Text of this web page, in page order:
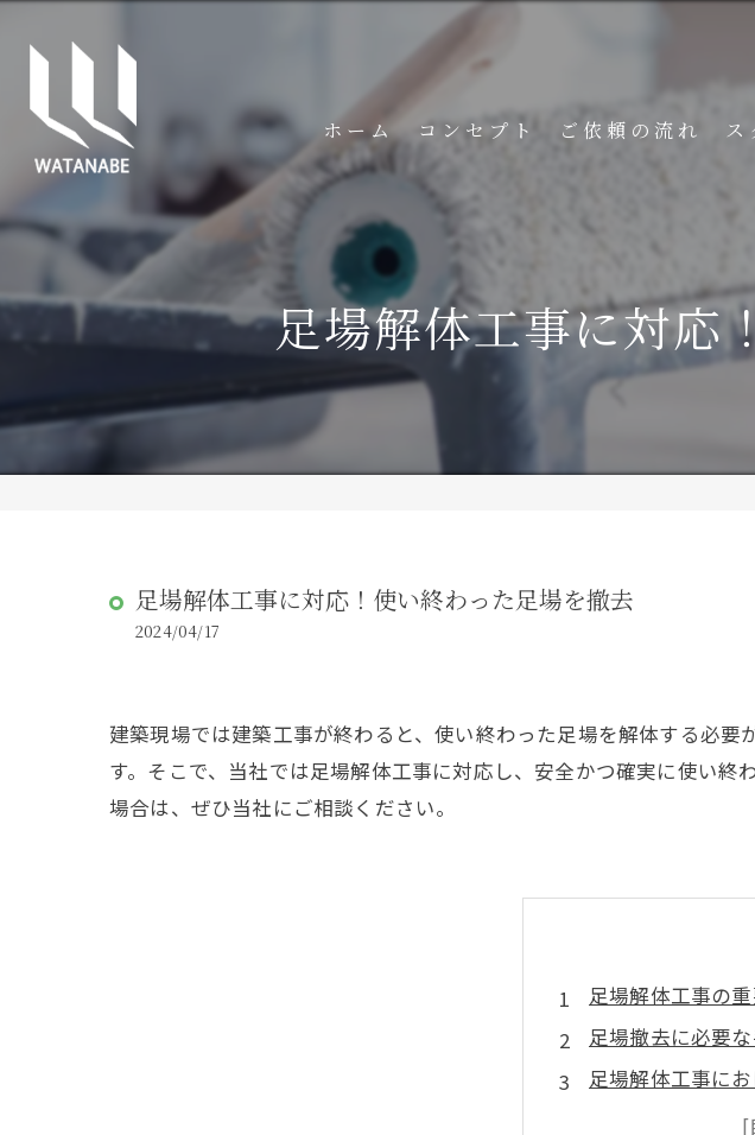
ホーム コンセプト ご依頼の流れ ス
足場解体工事に対応
足場解体工事に対応！使い終わった足場を撤去
2024/04/17
建築現場では建築工事が終わると、使い終わった足場を解体する必
す。そこで、当社では足場解体工事に対応し、安全かつ確実に使い
場合は、ぜひ当社にご相談ください。
足場解体工事の
足場撤去に必要
足場解体工事に
足場解体工事に